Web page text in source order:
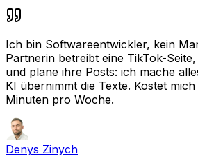
Ich bin Softwareentwickler, kein
Partnerin betreibt eine TikTok-
und plane ihre Posts: ich mache
KI übernimmt die Texte. Kostet
Minuten pro Woche.
Denys Zinych